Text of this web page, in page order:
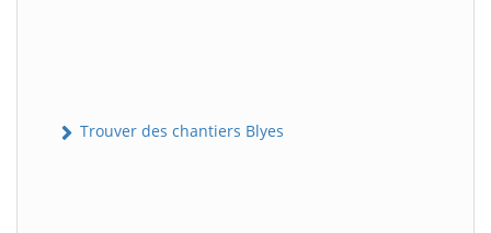
Trouver des chantiers Blyes